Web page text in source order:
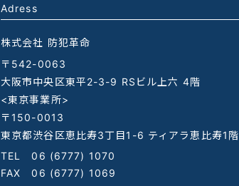
Adress
株式会社 防犯革命
〒542-0063
大阪市中央区東平2-3-9 RSビル上六 4階
<東京事業所>
〒150-0013
東京都渋谷区恵比寿3丁目1-6 ティアラ恵比寿1階
TEL06 (6777) 1070
FAX 06 (6777) 1069